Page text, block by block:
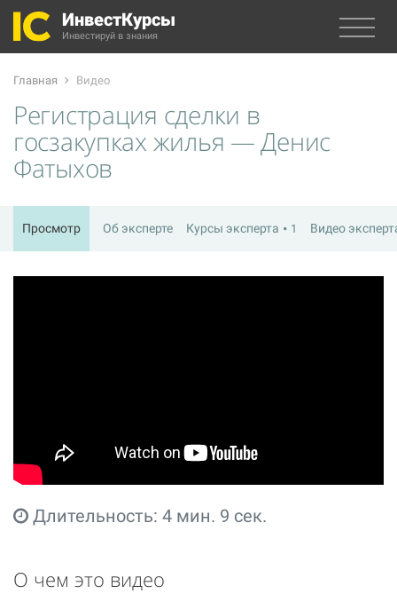
ИнвестКурсы
Инвестируй в знания
Главная Видео
Регистрация сделки в
госзакупках жилья — Денис
Фатыхов
Просмотр Об эксперте Курсы эксперта 1 Видео
Длительность: 4 мин. 9 сек.
О чем это видео